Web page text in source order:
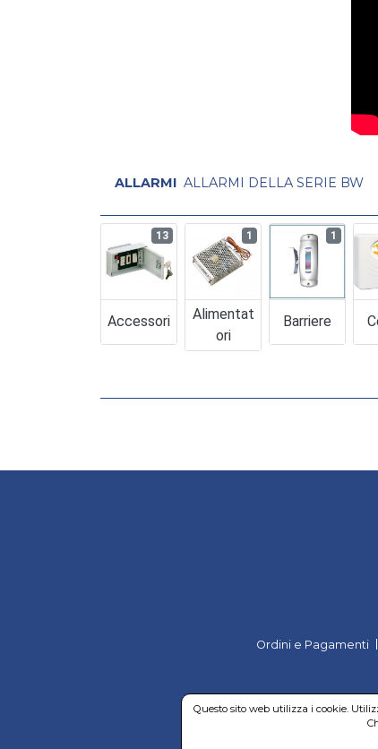
ALLARMI ALLARMI DELLA SERIE BW
Accessori
13
Alimentat
Ori
1
Barriere
1
Ordini e Pagamenti
Questo sito web utilizza i cookie.